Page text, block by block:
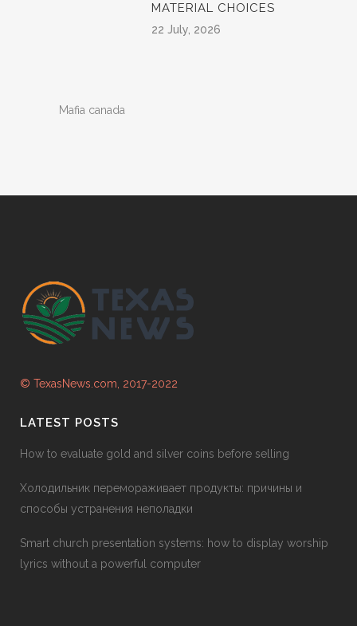
MATERIAL CHOICES
22 July, 2026
Mafia canada
© TexasNews.com, 2017-2022
LATEST POSTS
How to evaluate gold and silver coins before selling
Холодильник перемораживает продукты: причины и
способы устранения неполадки
Smart church presentation systems: how to display worship
lyrics without a powerful computer